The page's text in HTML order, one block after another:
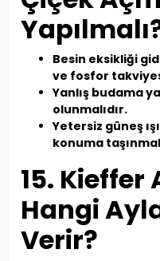
Besin eksikliği
ve fosfor
Yanlış budama
olunmalıdır.
Yetersiz güneş
konuma
15. Kieffer
Hangi
Verir?